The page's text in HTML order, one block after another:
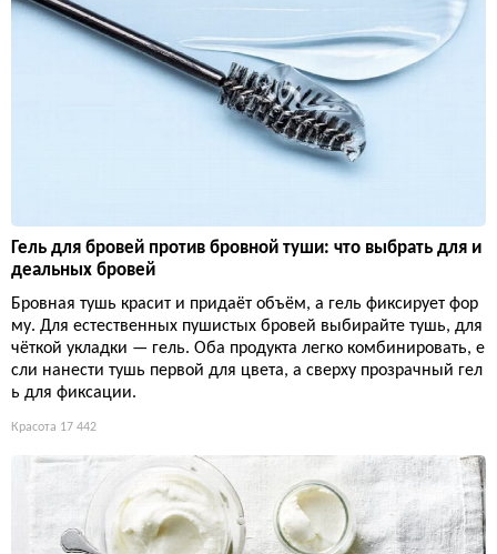
Гель для бровей против бровной туши: что выбрать для и
деальных бровей
Бровная тушь красит и придаёт объём, а гель фиксирует фор
му. Для естественных пушистых бровей выбирайте тушь, для
чёткой укладки — гель. Оба продукта легко комбинировать, е
сли нанести тушь первой для цвета, а сверху прозрачный гел
ь для фиксации.
Красота 17 442